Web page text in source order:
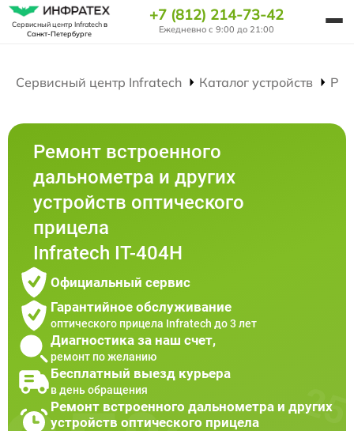
Сервисный центр Infratechв
Санкт-Петербурге
+7 (812) 214-73-42
Ежедневно с 9:00 до 21:00
Сервисный центр Infratech Каталог устройств
Ремонт встроенного
дальнометра и других
устройств оптического
прицела
Infratech IT-404H
Официальный сервис
Гарантийное обслуживание
оптического прицела Infratech до 3 лет
Диагностика за наш счет,
ремонт по желанию
Бесплатный выезд курьера
в день обращения
Ремонт встроенного дальнометра и других
устройств оптического прицела